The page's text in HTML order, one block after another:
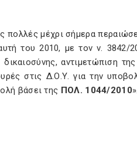
πολλές μέχρι σήμερα
του 2010, με τον ν. 3842/
αντιμετώπιση
στις Δ.Ο.Υ. για την
βάσει της ΠΟΛ. 1044/2010».